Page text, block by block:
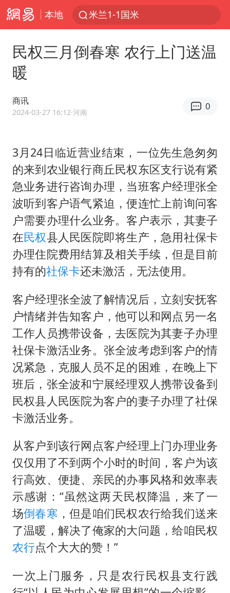
本地
米兰1-1国米
逃犯看演唱会 刚出地铁就被逮住
《Monica》填词人黎彼得去世
普京宣布多项人事调整
“银行午休1.5小时”留个窗口行不行
谷歌首席科学家Jeff Dean离职创业
22岁女生南太行山失联已超十天
汕头市政府被约谈
陕西柞水遭遇暴雨五千余户群众转移
坚持党全面领导和党中央集中统一领导
民权三月倒春寒 农行上门送温
暖
商讯
2024-03-27 16:12·河南
0
3月24日临近营业结束，一位先生急匆匆
的来到农业银行商丘民权东区支行说有紧
急业务进行咨询办理，当班客户经理张全
波听到客户语气紧迫，便连忙上前询问客
户需要办理什么业务。客户表示，其妻子
在民权县人民医院即将生产，急用社保卡
办理住院费用结算及相关手续，但是目前
持有的社保卡还未激活，无法使用。
客户经理张全波了解情况后，立刻安抚客
户情绪并告知客户，他可以和网点另一名
工作人员携带设备，去医院为其妻子办理
社保卡激活业务。张全波考虑到客户的情
况紧急，克服人员不足的困难，在晚上下
班后，张全波和宁展经理双人携带设备到
民权县人民医院为客户的妻子办理了社保
卡激活业务。
从客户到该行网点客户经理上门办理业务
仅仅用了不到两个小时的时间，客户为该
行高效、便捷、亲民的办事风格和效率表
示感谢：“虽然这两天民权降温，来了一
场倒春寒 ，但是咱们民权农行给我们送来
了温暖，解决了俺家的大问题，给咱民权
农行点个大大的赞！”
一次上门服务，只是农行民权县支行践